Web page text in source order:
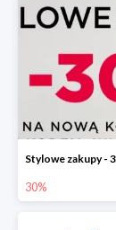
30%